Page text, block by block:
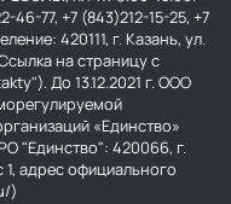
77, +7 (843)212-15-25, +7
420111, г. Казань, ул.
на страницу с
До 13.12.2021 г. ООО
«Единство»
"Единство": 420066, г.
1, адрес официального
)